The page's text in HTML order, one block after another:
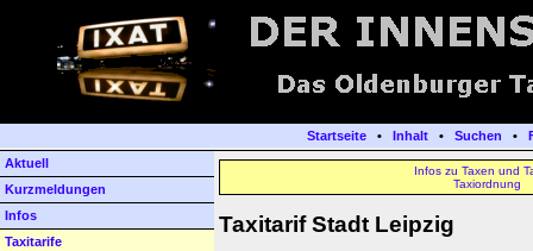
Startseite• Inhalt• Suchen •
Aktuell
Kurzmeldungen
Infos
Taxitarife
Infos zu Taxen und
Taxiordnung
Taxitarif Stadt Leipzig